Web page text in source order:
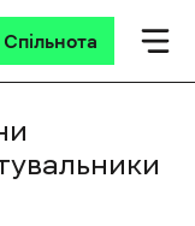
Спільнота